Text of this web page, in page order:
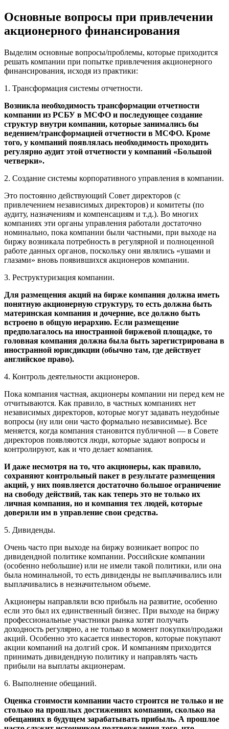
Основные вопросы при привлечении
акционерного финансирования
Выделим основные вопросы/проблемы, которые приходится
решать компании при попытке привлечения акционерного
финансирования, исходя из практики:
1. Трансформация системы отчетности.
Возникла необходимость трансформации отчетности
компании из РСБУ в МСФО и последующее создание
структур внутри компании, которые занимались бы
ведением/трансформацией отчетности в МСФО. Кроме
того, у компаний появлялась необходимость проходить
регулярно аудит этой отчетности у компаний «Большой
четверки».
2. Создание системы корпоративного управления в компании.
Это постоянно действующий Совет директоров (с
привлечением независимых директоров) и комитеты (по
аудиту, назначениям и компенсациям и т.д.). Во многих
компаниях эти органы управления работали достаточно
номинально, пока компании были частными, при выходе на
биржу возникала потребность в регулярной и полноценной
работе данных органов, поскольку они являлись «ушами и
глазами» вновь появившихся акционеров компании.
3. Реструктуризация компании.
Для размещения акций на бирже компания должна иметь
понятную акционерную структуру, то есть должна быть
материнская компания и дочерние, все должно быть
встрое­но в общую иерархию. Если размещение
предполагалось на иностранной биржевой площадке, то
головная компания должна была быть зарегистрирована в
иностранной юрисдикции (обычно там, где действует
английское право).
4. Контроль деятельности акционеров.
Пока компания частная, акционеры компании ни перед кем не
отчитываются. Как правило, в частных компаниях нет
независимых директоров, которые могут задавать неудобные
вопросы (ну или они часто формально независимые). Все
меняется, когда компания становится публичной — в Совете
директоров появляются люди, которые задают вопросы и
контролируют, как и что делает компания.
И даже несмотря на то, что акционеры, как правило,
сохраняют контрольный пакет в результате размещения
акций, у них появляется достаточно большое ограничение
на свободу действий, так как теперь это не только их
личная компания, но и компания тех людей, которые
доверили им в управление свои средства.
5. Дивиденды.
Очень часто при выходе на биржу возникает вопрос по
дивидендной политике компании. Российские компании
(особенно небольшие) или не имели такой политики, или она
была номинальной, то есть дивиденды не выплачивались или
выплачивались в незначительном объеме.
Акционеры направляли всю прибыль на развитие, особенно
если это был их единственный бизнес. При выходе на биржу
профессиональные участники рынка хотят получать
доходность регулярно, а не только в момент покупки/продажи
акций. Особенно это касается инвесторов, которые покупают
акции компаний на долгий срок. И компаниям приходится
принимать дивидендную политику и направлять часть
прибыли на выплаты акционерам.
6. Выполнение обещаний.
Оценка стоимости компании часто строится не только и не
столько на прошлых достижениях компании, сколько на
обещаниях в будущем зарабатывать прибыль. А прошлое